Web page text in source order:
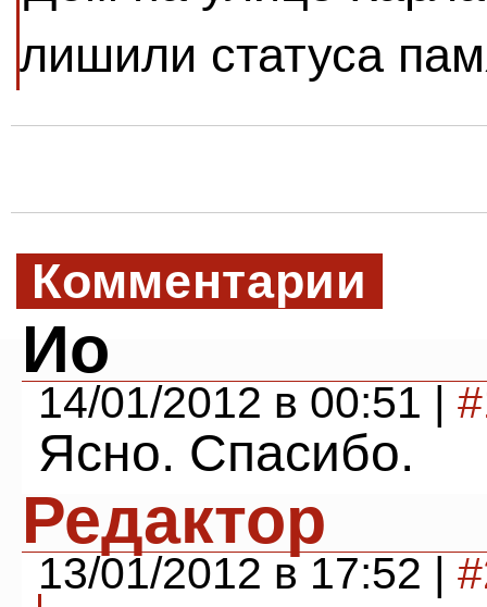
лишили статуса
Комментарии
Ио
14/01/2012 в 00:51 |
Ясно. Спасибо.
Редактор
13/01/2012 в 17:52 |